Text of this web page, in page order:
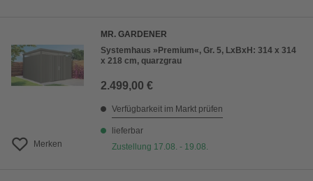
Merken
MR. GARDENER
Systemhaus »Premium«, Gr. 5, LxBxH: 314 x 314
x 218 cm, quarzgrau
2.499,00 €
Verfügbarkeit im Markt prüfen
lieferbar
Zustellung 17.08. - 19.08.